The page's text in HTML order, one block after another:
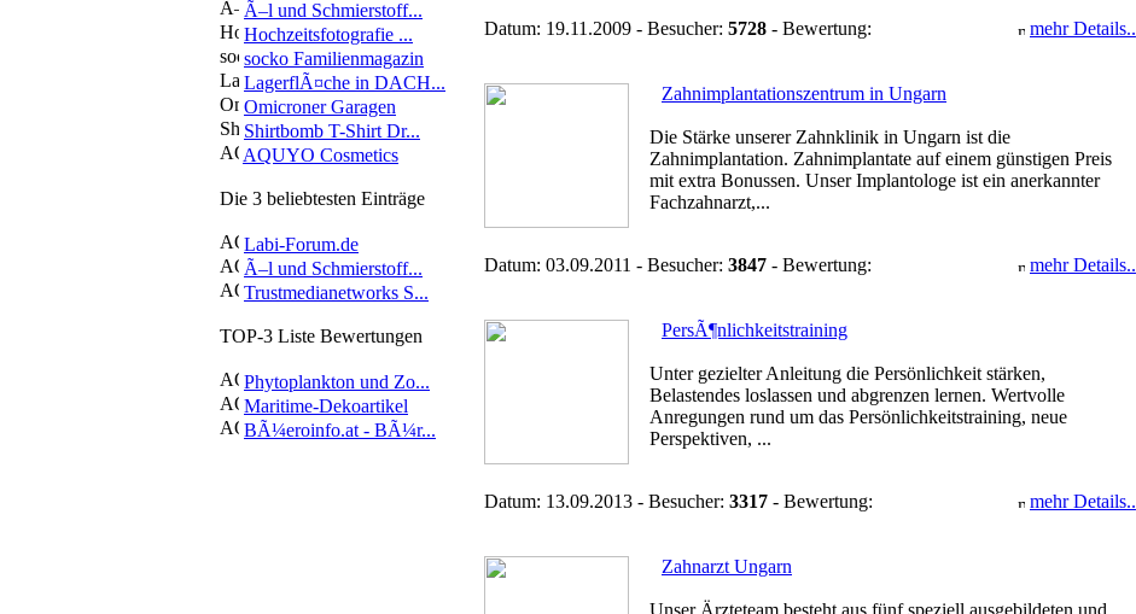
Ã–l und Schmierstoff...
Hochzeitsfotografie ...
socko Familienmagazin
LagerflÃ¤che in DACH...
Omicroner Garagen
Shirtbomb T-Shirt Dr...
AQUYO Cosmetics
Die 3 beliebtesten Einträge
Labi-Forum.de
Ã–l und Schmierstoff...
Trustmedianetworks S...
TOP-3 Liste Bewertungen
Phytoplankton und Zo...
Maritime-Dekoartikel
BÃ¼eroinfo.at - BÃ¼r...
Datum: 19.11.2009 - Besucher: 5728 - Bewertung: mehr Details..
Zahnimplantationszentrum in Ungarn
Die Stärke unserer Zahnklinik in Ungarn ist die
Zahnimplantation. Zahnimplantate auf einem günstigen Preis
mit extra Bonussen. Unser Implantologe ist ein anerkannter
Fachzahnarzt,...
Datum: 03.09.2011 - Besucher: 3847 - Bewertung: mehr Details..
PersÃ¶nlichkeitstraining
Unter gezielter Anleitung die Persönlichkeit stärken,
Belastendes loslassen und abgrenzen lernen. Wertvolle
Anregungen rund um das Persönlichkeitstraining, neue
Perspektiven, ...
Datum: 13.09.2013 - Besucher: 3317 - Bewertung: mehr Details..
Zahnarzt Ungarn
Unser Ärzteteam besteht aus fünf speziell ausgebildeten und